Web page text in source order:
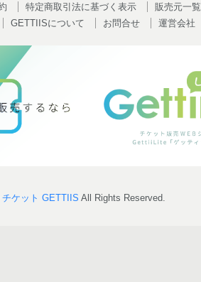
特定商取引法に基づく表示 販売元一覧
GETTIISについて お問合せ 運営会社
チケット GETTIIS All Rights Reserved.